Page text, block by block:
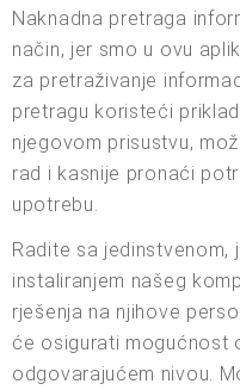
Naknadna pretraga
način, jer smo u ovu
za pretraživanje
pretragu koristeći
njegovom prisustvu,
rad i kasnije pronaći
upotrebu.
Radite sa jedinstvenom,
instaliranjem našeg
rješenja na njihove
će osigurati mogućnost
odgovarajućem nivou.